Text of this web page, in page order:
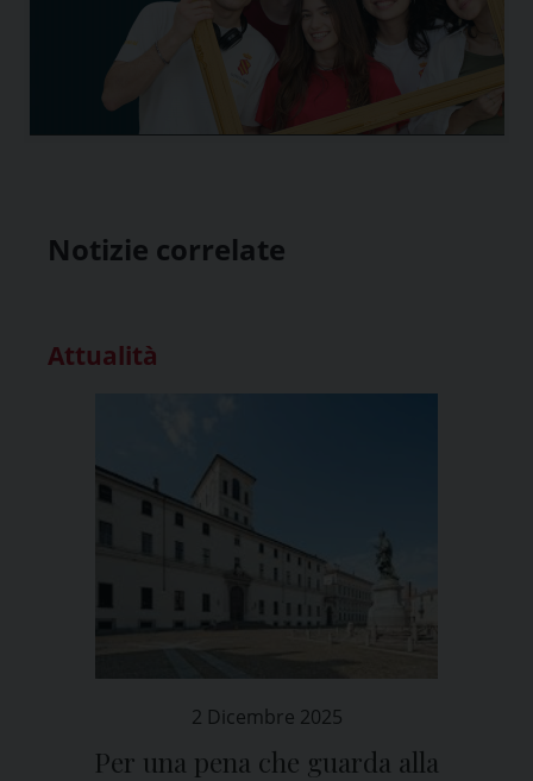
Notizie correlate
Attualità
2 Dicembre 2025
Per una pena che guarda alla